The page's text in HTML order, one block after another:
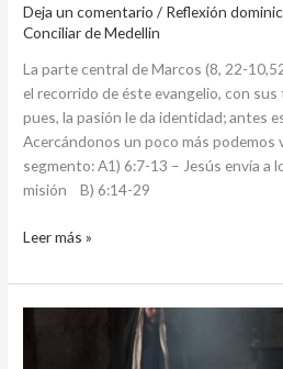
Deja un comentario / Reflexión
Conciliar de Medellin
La parte central de Marcos (8, 22-
el recorrido de éste evangelio, con
pues, la pasión le da identidad; antes
Acercándonos un poco más podemos
segmento: A1) 6:7-13 – Jesús envía a
misión B) 6:14-29
Leer más »